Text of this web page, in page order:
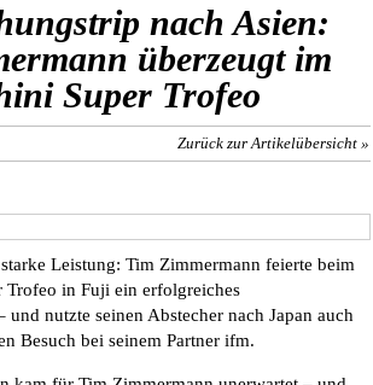
nach Asien:
überzeugt im
Super Trofeo
Zurück zur Artikelübersicht »
Leistung: Tim Zimmermann feierte beim
Trofeo in Fuji ein erfolgreiches
und nutzte seinen Abstecher nach Japan auch
Besuch bei seinem Partner ifm.